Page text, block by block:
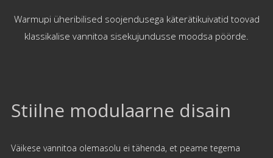
Warmupi üheribilised soojendusega käterätikuivatid toovad
klassikalise vannitoa sisekujundusse moodsa pöörde.
Stiilne modulaarne disain
Väikese vannitoa olemasolu ei tähenda, et peame tegema